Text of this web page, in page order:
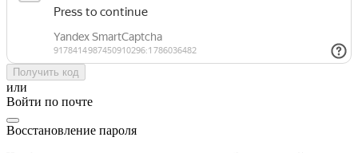
Получить код
или
Войти по почте
Восстановление пароля